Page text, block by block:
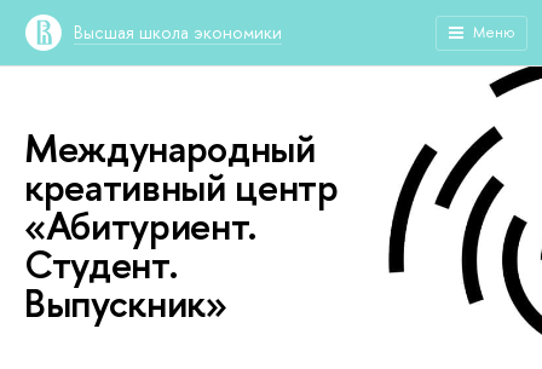
Высшая школа экономики Меню
Международный
креативный центр
«Абитуриент.
Студент.
Выпускник»